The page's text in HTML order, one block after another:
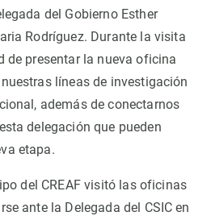
del Gobierno Esther
Rodríguez. Durante la visita
de presentar la nueva oficina
líneas de investigación
además de conectarnos
delegación que pueden
etapa.
del CREAF visitó las oficinas
ante la Delegada del CSIC en